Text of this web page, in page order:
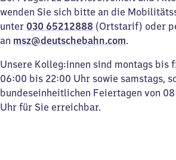
wenden Sie sich bitte an die
unter 030 65212888 (Ortstarif) oder
an msz@deutschebahn.com.
Unsere Kolleg:innen sind montags bis
06:00 bis 22:00 Uhr sowie samstags,
bundeseinheitlichen Feiertagen von
Uhr für Sie erreichbar.